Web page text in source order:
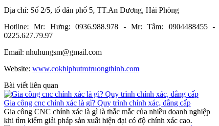
Địa chỉ: Số 2/5, tổ dân phố 5, TT.An Dương, Hải Phòng
Hotline: Mr: Hưng: 0936.988.978 - Mr: Tâm: 0904488455 -
0225.627.79.97
Email: nhuhungsm@gmail.com
Website: www.cokhiphutrotruongthinh.com
Bài viết liên quan
Gia công cnc chính xác là gì? Quy trình chính xác, đẳng cấp
Gia công CNC chính xác là gì là thắc mắc của nhiều doanh nghiệp
khi tìm kiếm giải pháp sản xuất hiện đại có độ chính xác cao.